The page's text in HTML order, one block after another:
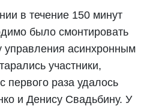
в течение 150 минут
было смонтировать
управления асинхронным
участники,
первого раза удалось
и Денису Свадьбину. У